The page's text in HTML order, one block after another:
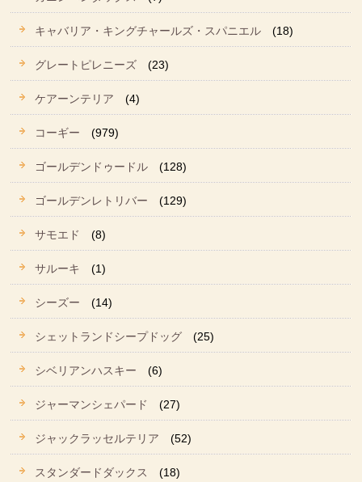
キャバリア・キングチャールズ・スパニエル (18)
グレートピレニーズ (23)
ケアーンテリア (4)
コーギー (979)
ゴールデンドゥードル (128)
ゴールデンレトリバー (129)
サモエド (8)
サルーキ (1)
シーズー (14)
シェットランドシープドッグ (25)
シベリアンハスキー (6)
ジャーマンシェパード (27)
ジャックラッセルテリア (52)
スタンダードダックス (18)